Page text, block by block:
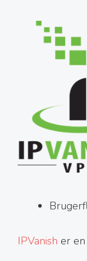
IPVanish er